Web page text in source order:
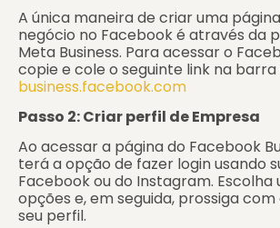
A única maneira de criar uma
negócio no Facebook é através da
Meta Business. Para acessar o
copie e cole o seguinte link na barra
business.facebook.com
Passo 2: Criar perfil de Empresa
Ao acessar a página do Facebook
terá a opção de fazer login usando
Facebook ou do Instagram. Escolha
opções e, em seguida, prossiga
seu perfil.